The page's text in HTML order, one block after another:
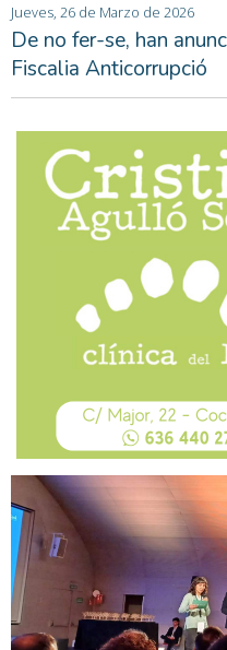
Jueves, 26 de Marzo de 2026
De no fer-se, han
Fiscalia Anticorrupció